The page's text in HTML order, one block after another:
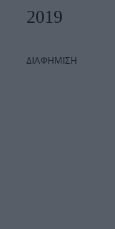
2019
ΔΙΑΦΗΜΙΣΗ